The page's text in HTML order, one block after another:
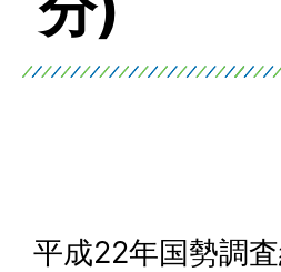
平成22年国勢調